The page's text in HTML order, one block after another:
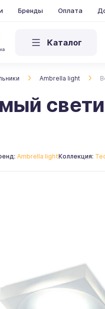
Бренды Оплата
Каталог
Ambrella light
Ambrella lightКоллекция: